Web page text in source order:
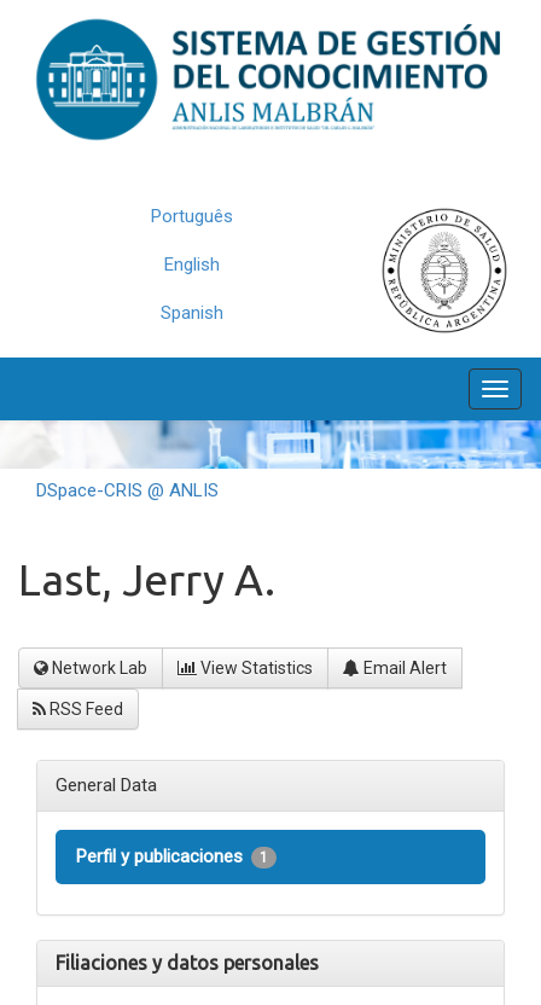
navigation
Português
English
Spanish
DSpace-CRIS @ ANLIS
Last, Jerry A.
Network Lab View Statistics Email Alert
RSS Feed
General Data
Perfil y publicaciones 1
Filiaciones y datos personales